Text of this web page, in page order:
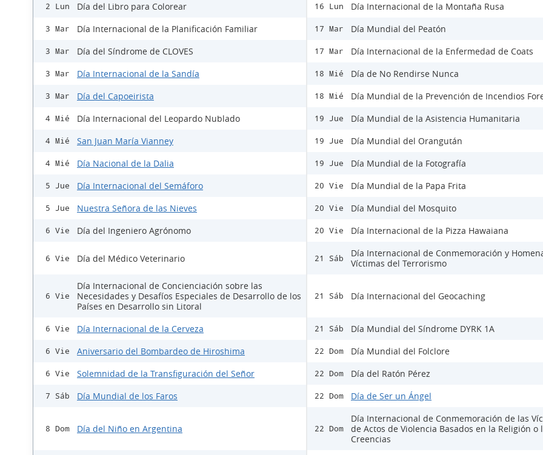
2 Lun Día del Libro para Colorear
3 Mar Día Internacional de la Planificación Familiar
3 Mar Día del Síndrome de CLOVES
3 Mar Día Internacional de la Sandía
3 Mar Día del Capoeirista
4 Mié Día Internacional del Leopardo Nublado
4 Mié San Juan María Vianney
4 Mié Día Nacional de la Dalia
5 Jue Día Internacional del Semáforo
5 Jue Nuestra Señora de las Nieves
6 Vie Día del Ingeniero Agrónomo
6 Vie Día del Médico Veterinario
6 Vie
Día Internacional de Concienciación sobre las
Necesidades y Desafíos Especiales de Desarrollo de los
Países en Desarrollo sin Litoral
6 Vie Día Internacional de la Cerveza
6 Vie Aniversario del Bombardeo de Hiroshima
6 Vie Solemnidad de la Transfiguración del Señor
7 Sáb Día Mundial de los Faros
8 Dom Día del Niño en Argentina
16 Lun Día Internacional de la Montaña Rusa
17 Mar Día Mundial del Peatón
17 Mar Día Internacional de la Enfermedad de Coats
18 Mié Día de No Rendirse Nunca
18 Mié Día Mundial de la Prevención de Incendios
19 Jue Día Mundial de la Asistencia Humanitaria
19 Jue Día Mundial del Orangután
19 Jue Día Mundial de la Fotografía
20 Vie Día Mundial de la Papa Frita
20 Vie Día Mundial del Mosquito
20 Vie Día Internacional de la Pizza Hawaiana
21 Sáb
Día Internacional de Conmemoración y
Víctimas del Terrorismo
21 Sáb Día Internacional del Geocaching
21 Sáb Día Mundial del Síndrome DYRK 1A
22 Dom Día Mundial del Folclore
22 Dom Día del Ratón Pérez
22 Dom Día de Ser un Ángel
22 Dom
Día Internacional de Conmemoración de las
de Actos de Violencia Basados en la Religión o
Creencias